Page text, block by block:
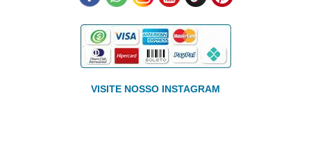
VISITE NOSSO INSTAGRAM